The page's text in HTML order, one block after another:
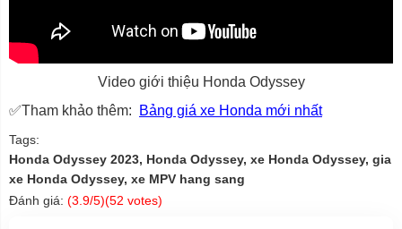
Video giới thiệu Honda Odyssey
✅Tham khảo thêm:
Bảng giá xe Honda mới nhất
Tags:
Honda Odyssey 2023, Honda Odyssey, xe Honda Odyssey, gia
xe Honda Odyssey, xe MPV hang sang
Đánh giá: (3.9/5)(52 votes)